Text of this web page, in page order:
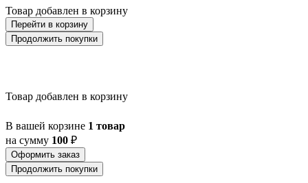
Товар добавлен в корзину
Перейти в корзину
Продолжить покупки
Товар добавлен в корзину
В вашей корзине 1 товар
на сумму 100 ₽
Оформить заказ
Продолжить покупки